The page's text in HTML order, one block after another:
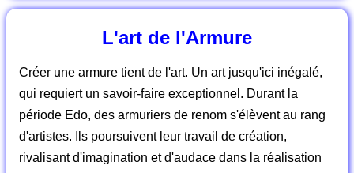
L'art de l'Armure
Créer une armure tient de l'art. Un art jusqu'ici inégalé,
qui requiert un savoir-faire exceptionnel. Durant la
période Edo, des armuriers de renom s'élèvent au rang
d'artistes. Ils poursuivent leur travail de création,
rivalisant d'imagination et d'audace dans la réalisation